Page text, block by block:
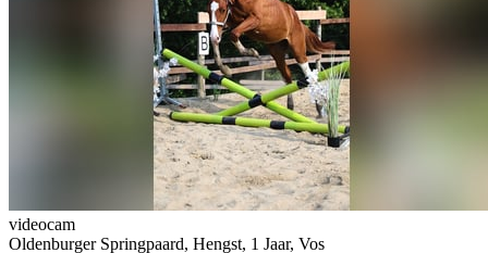
videocam
Oldenburger Springpaard, Hengst, 1 Jaar, Vos